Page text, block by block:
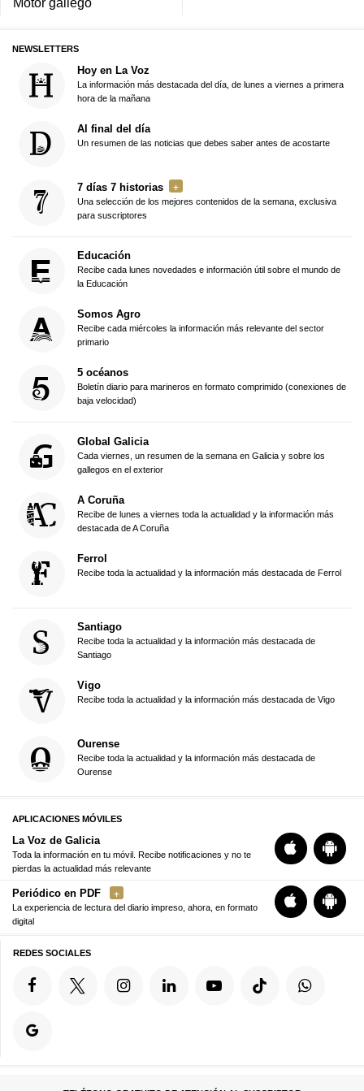
NEWSLETTERS
Hoy en La Voz
La información más destacada del día, de lunes a viernes a primera
hora de la mañana
Al final del día
Un resumen de las noticias que debes saber antes de acostarte
7 días 7 historias
Una selección de los mejores contenidos de la semana, exclusiva
para suscriptores
Educación
Recibe cada lunes novedades e información útil sobre el mundo de
la Educación
Somos Agro
Recibe cada miércoles la información más relevante del sector
primario
5 océanos
Boletín diario para marineros en formato comprimido (conexiones de
baja velocidad)
Global Galicia
Cada viernes, un resumen de la semana en Galicia y sobre los
gallegos en el exterior
A Coruña
Recibe de lunes a viernes toda la actualidad y la información más
destacada de A Coruña
Ferrol
Recibe toda la actualidad y la información más destacada de Ferrol
Santiago
Recibe toda la actualidad y la información más destacada de
Santiago
Vigo
Recibe toda la actualidad y la información más destacada de Vigo
Ourense
Recibe toda la actualidad y la información más destacada de
Ourense
APLICACIONES MÓVILES
La Voz de Galicia
Toda la información en tu móvil. Recibe notificaciones y no te
pierdas la actualidad más relevante
Periódico en PDF
La experiencia de lectura del diario impreso, ahora, en formato
digital
REDES SOCIALES